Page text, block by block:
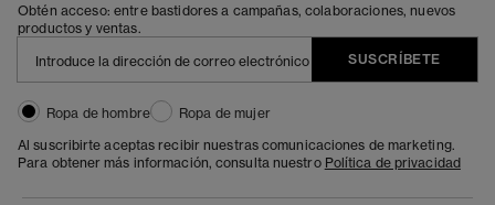
Obtén acceso: entre bastidores a campañas, colaboraciones, nuevos
productos y ventas.
SUSCRÍBETE
Ropa de hombre
Ropa de mujer
Al suscribirte aceptas recibir nuestras comunicaciones de marketing.
Para obtener más información, consulta nuestro Política de privacidad